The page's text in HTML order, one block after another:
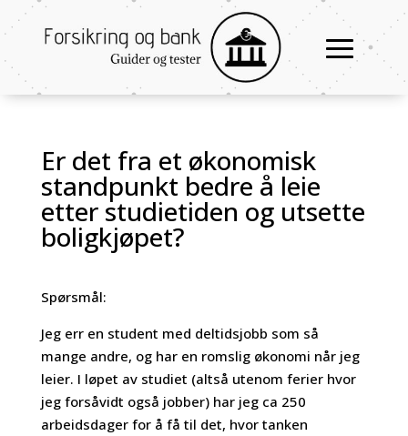
Er det fra et økonomisk
standpunkt bedre å leie
etter studietiden og utsette
boligkjøpet?
Spørsmål:
Jeg err en student med deltidsjobb som så
mange andre, og har en romslig økonomi når jeg
leier. I løpet av studiet (altså utenom ferier hvor
jeg forsåvidt også jobber) har jeg ca 250
arbeidsdager for å få til det, hvor tanken